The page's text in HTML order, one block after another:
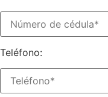
Teléfono: